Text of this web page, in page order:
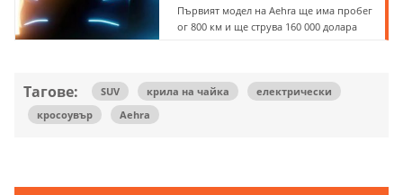
Първият модел на Aehra ще има пробег
ог 800 км и ще струва 160 000 долара
Тагове: SUV крила на чайка
електрически
кросоувър
Aehra